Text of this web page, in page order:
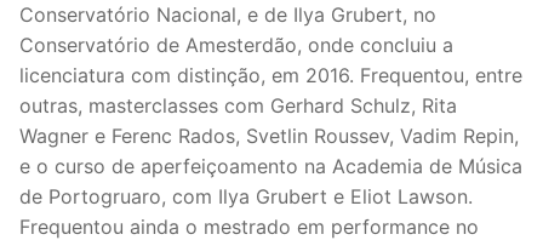
Conservatório Nacional, e de Ilya Grubert, no
Conservatório de Amesterdão, onde concluiu a
licenciatura com distinção, em 2016. Frequentou, entre
outras, masterclasses com Gerhard Schulz, Rita
Wagner e Ferenc Rados, Svetlin Roussev, Vadim Repin,
e o curso de aperfeiçoamento na Academia de Música
de Portogruaro, com Ilya Grubert e Eliot Lawson.
Frequentou ainda o mestrado em performance no